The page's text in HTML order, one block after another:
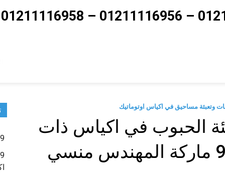
الحبوب في اكياس ذات
9 – ماكينات تعبئة حبوب و حبيبات و بودر شديد النعومة